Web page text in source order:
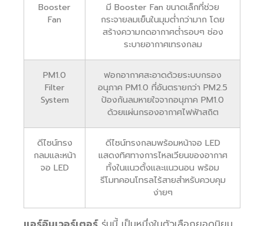
Booster
Fan
มี Booster Fan ขนาดเล็กที่ช่วย
กระจายลมเย็นในมุมต่ำกว่ามาก โดย
สร้างความกดอากาศต่ำรอบๆ ช่อง
ระบายอากาศเทรงกลม
PM1.0
Filter
System
ฟอกอากาศสะอาดด้วยระบบกรอง
อนุภาค PM1.0 ที่อันตรายกว่า PM2.5
ป้องกันลมหายใจจากอนุภาค PM1.0
ด้วยแผ่นกรองอากาศไฟฟ้าสถิต
ดีไซน์ทรง
กลมและหน้า
จอ LED
ดีไซน์ทรงกลมพร้อมหน้าจอ LED
แสดงทิศทางการไหลเวียนของอากาศ
ทั้งในแนวตั้งและแนวนอน พร้อม
รีโมทคอนโทรลไร้สายสำหรับควบคุม
ง่ายๆ